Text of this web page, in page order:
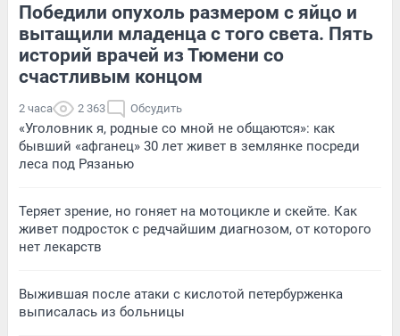
Победили опухоль размером с яйцо и
вытащили младенца с того света. Пять
историй врачей из Тюмени со
счастливым концом
2 часа 2 363 Обсудить
«Уголовник я, родные со мной не общаются»: как
бывший «афганец» 30 лет живет в землянке посреди
леса под Рязанью
Теряет зрение, но гоняет на мотоцикле и скейте. Как
живет подросток с редчайшим диагнозом, от которого
нет лекарств
Выжившая после атаки с кислотой петербурженка
выписалась из больницы